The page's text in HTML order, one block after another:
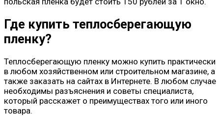
Где купить теплосберегающую
пленку?
Теплосберегающую пленку можно купить практически
в любом хозяйственном или строительном магазине, а
также заказать на сайтах в Интернете. В любом случае
необходимы разъяснения и советы специалиста,
который расскажет о преимуществах того или иного
товара.